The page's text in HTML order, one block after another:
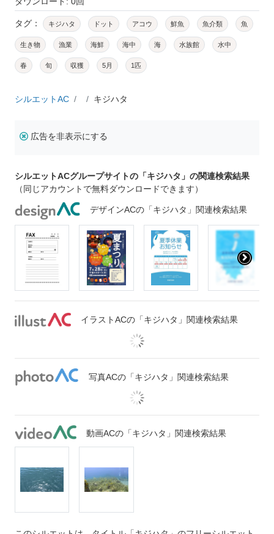
タグ： キジハタ ドット アコウ 鮮魚 魚介類 魚
生き物 漁業 海鮮 海中 海 水族館 水中
春 旬 収獲 5月 1匹
シルエットAC キジハタ
広告を非表示にする
シルエットACグループサイトの「キジハタ」の関連検索結果
（同じアカウントで無料ダウンロードできます）
デザインACの「キジハタ」関連検索結果
イラストACの「キジハタ」関連検索結果
写真ACの「キジハタ」関連検索結果
動画ACの「キジハタ」関連検索結果